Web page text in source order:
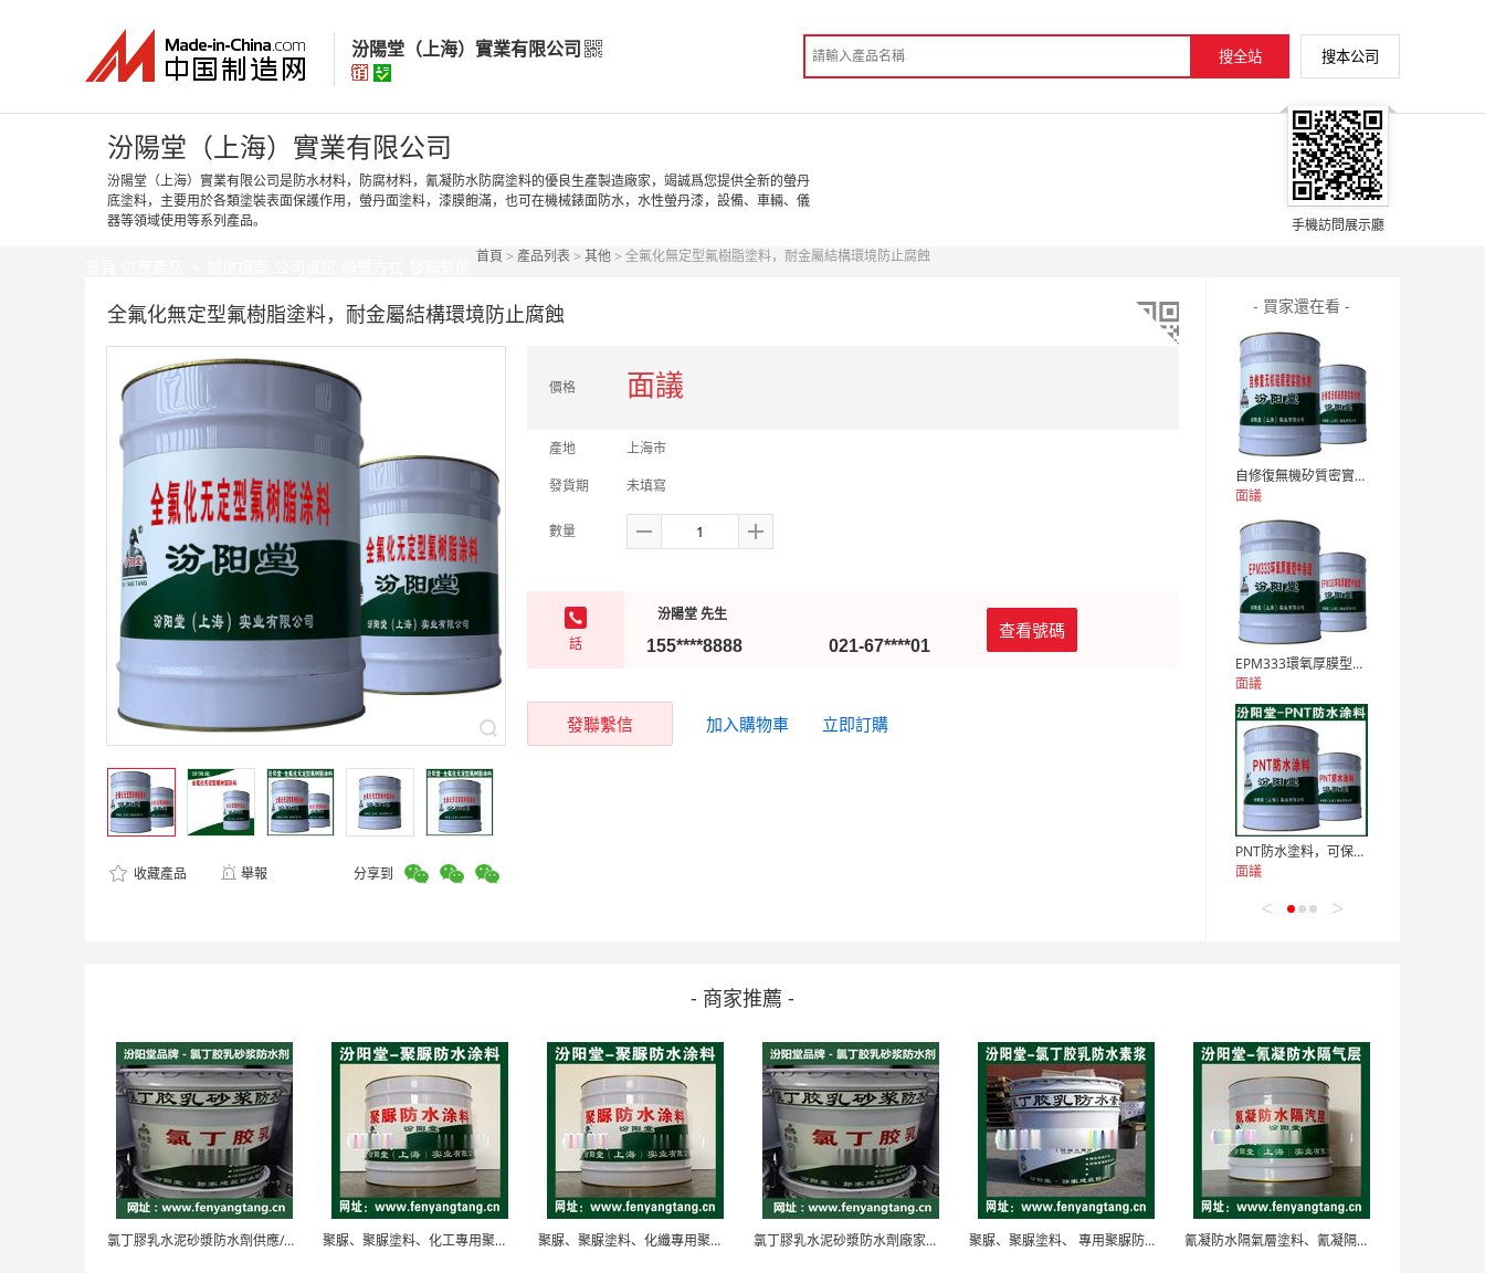
汾陽堂（上海）實業有限公司
汾陽堂（上海）實業有限公司
高級版
經營模式：生產製造
身份認證 手機訪問展示廳
汾陽堂（上海）實業有限公司
汾陽堂（上海）實業有限公司是防水材料，防腐材料，氰凝防水防腐塗料的優良生產製造廠家，竭誠爲您提供全新的螢丹
底塗料，主要用於各類塗裝表面保護作用，螢丹面塗料，漆膜飽滿，也可在機械錶面防水，水性螢丹漆，設備、車輛、儀
器等領域使用等系列產品。
手機訪問展示廳
首頁 > 產品列表> 其他> 全氟化無定型氟樹脂塗料，耐金屬結構環境防止腐蝕
全氟化無定型氟樹脂塗料，耐金屬結構環境防止腐蝕 - 買家還在看 -
自修復無機矽質密實防水劑，可代替玻璃鋼力學性能好
面議
EPM333環氧厚膜型中塗漆，施工方便
面議
PNT防水塗料，可保護廠礦的基礎設施
面議
樹脂玻璃鱗塗料，可以低溫固化在碳鋼基面
面議
面議
< >
收藏產品 舉報 分享到
價格 面議
產地
上海市
發貨期
未填寫
數量
話
汾陽堂 先生
155****8888
021-67****01
查看號碼
發聯繫信 加入購物車 立即訂購
- 商家推薦 -
氯丁膠乳水泥砂漿防水劑供應/外牆防水、防水劑 聚脲、聚脲塗料、化工專用聚脲防水防腐防護塗料 聚脲、聚脲塗料、化纖專用聚脲防水防腐防護塗料 氯丁膠乳水泥砂漿防水劑廠家銷售/氯丁膠乳防水劑 聚脲、聚脲塗料、 專用聚脲防水防腐防護塗料 氰凝防水隔氣層塗料、氰凝隔氣層, 鋼架橋樑防水防腐